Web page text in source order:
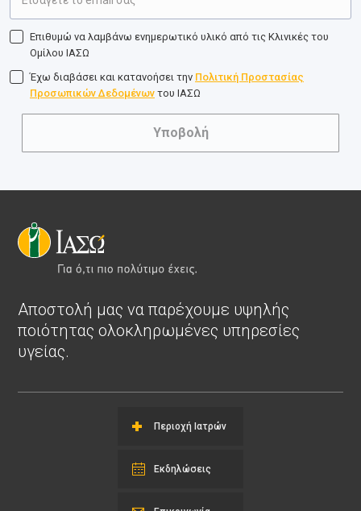
Επιθυμώ να λαμβάνω ενημερωτικό υλικό από τις Κλινικές του
Ομίλου ΙΑΣΩ
Έχω διαβάσει και κατανοήσει την Πολιτική Προστασίας
Προσωπικών Δεδομένων του ΙΑΣΩ
Υποβολή
Αποστολή μας να παρέχουμε υψηλής
ποιότητας ολοκληρωμένες υπηρεσίες
υγείας.
Περιοχή Ιατρών
Εκδηλώσεις